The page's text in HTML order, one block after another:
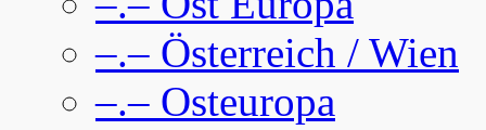
–.– Österreich / Wien
–.– Osteuropa